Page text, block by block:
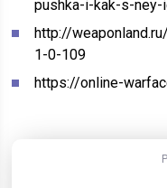
pushka-i-kak-s-ney-
http://
1-0-109
https://online-